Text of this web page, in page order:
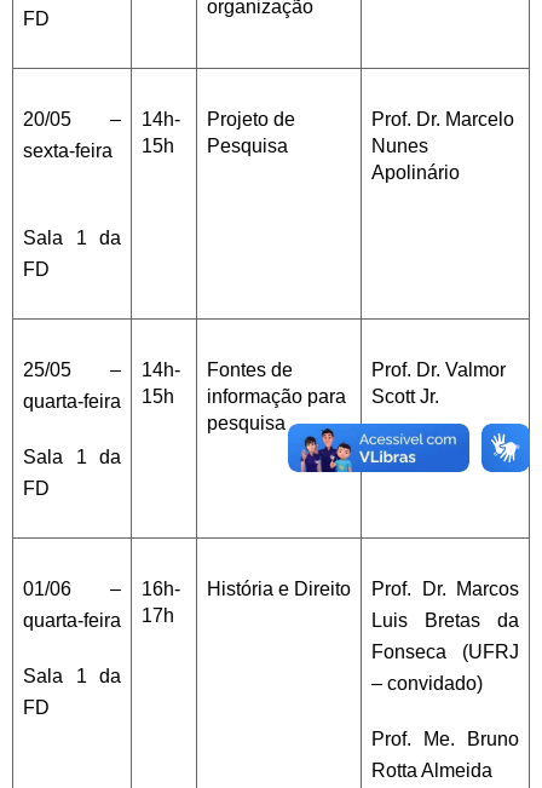
FD
organização
20/05 –
sexta-feira
Sala 1 da
FD
14h-
15h
Projeto de
Pesquisa
Prof. Dr. Marcelo
Nunes
Apolinário
25/05 –
quarta-feira
Sala 1 da
FD
14h-
15h
Fontes de
informação para
pesquisa
Prof. Dr. Valmor
Scott Jr.
01/06 –
quarta-feira
Sala 1 da
FD
16h-
17h
História e Direito
Prof. Dr. Marcos
Luis Bretas da
Fonseca (UFRJ
– convidado)
Prof. Me. Bruno
Rotta Almeida